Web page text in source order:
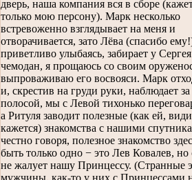
дверь, наша компания вся в сборе
только мою персону). Марк несколько
встревоженно взглядывает на меня и
отворачивается, зато Лёва (спасибо
приветливо улыбаясь, забирает у
чемодан, я прощаюсь со своим
выпроваживаю его восвояси. Марк
и, скрестив на груди руки, наблюдает
полосой, мы с Левой тихонько
а Ритуля заводит полезные (как ей,
кажется) знакомства с нашими
честно говоря, полезное знакомство
быть только одно − это Лев Ковалев, но
не жалует нашу Принцессу. (Странные
мужчины, как-то у них с Принцессами